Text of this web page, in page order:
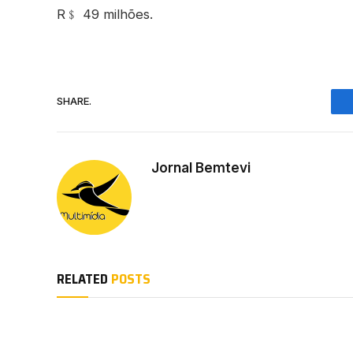
R﹩ 49 milhões.
SHARE.
Jornal Bemtevi
RELATED POSTS